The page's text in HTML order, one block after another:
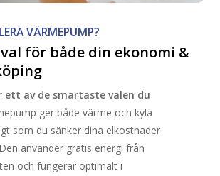
VÄRMEPUMP?
val för både din ekonomi &
av de smartaste valen du
ger både värme och kyla
som du sänker dina elkostnader
använder gratis energi från
och fungerar optimalt i